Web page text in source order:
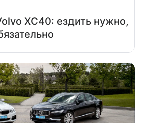
XC40: ездить нужно,